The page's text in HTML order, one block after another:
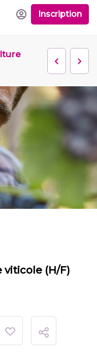
Inscription
viticole (H/F)